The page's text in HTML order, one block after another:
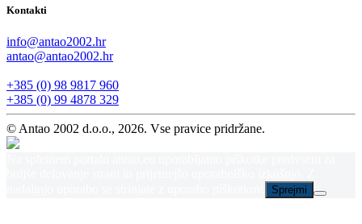
Kontakti
info@antao2002.hr
antao@antao2002.hr
+385 (0) 98 9817 960
+385 (0) 99 4878 329
© Antao 2002 d.o.o., 2026. Vse pravice pridržane.
Sprejmi